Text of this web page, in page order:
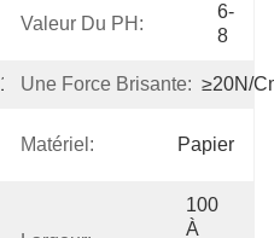
Valeur Du PH:
6-
8
120℃
Une Force Brisante: ≥20N/
Matériel: Papier
100
À